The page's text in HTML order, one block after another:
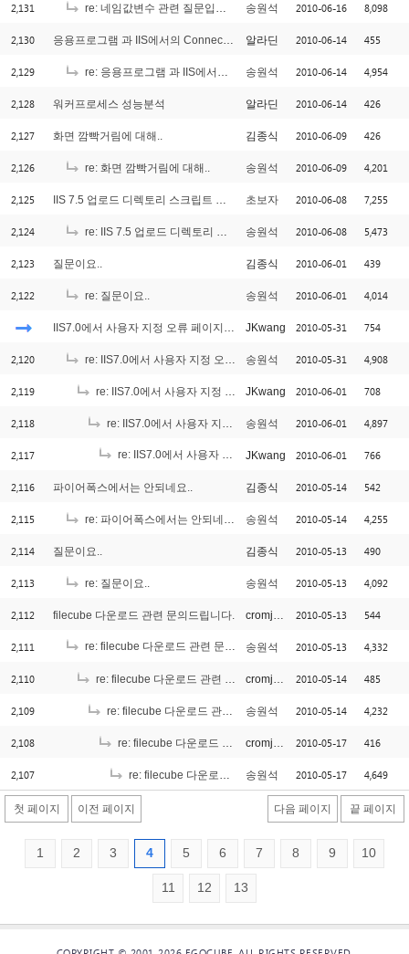
2,131 re: 네임값변수 관련 질문입니다. 송원석 2010-06-16 8,098
2,130 응용프로그램 과 IIS에서의 Connection Count? 알라딘 2010-06-14 455
2,129 re: 응용프로그램 과 IIS에서의 Connection Count? 송원석 2010-06-14 4,954
2,128 워커프로세스 성능분석 알라딘 2010-06-14 426
2,127 화면 깜빡거림에 대해.. 김종식 2010-06-09 426
2,126 re: 화면 깜빡거림에 대해.. 송원석 2010-06-09 4,201
2,125 IIS 7.5 업로드 디렉토리 스크립트 실행제거 초보자 2010-06-08 7,255
2,124 re: IIS 7.5 업로드 디렉토리 스크립트 실행제거 송원석 2010-06-08 5,473
2,123 질문이요.. 김종식 2010-06-01 439
2,122 re: 질문이요.. 송원석 2010-06-01 4,014
IIS7.0에서 사용자 지정 오류 페이지 사용시 문제인데요. JKwang 2010-05-31 754
2,120 re: IIS7.0에서 사용자 지정 오류 페이지 사용시 문제인데요. 송원석 2010-05-31 4,908
2,119 re: IIS7.0에서 사용자 지정 오류 페이지 사용시 문제인데요. JKwang 2010-06-01 708
2,118 re: IIS7.0에서 사용자 지정 오류 페이지 사용시 문제인데요. 송원석 2010-06-01 4,897
2,117 re: IIS7.0에서 사용자 지정 오류 페이지 사용시 문제인데요. JKwang 2010-06-01 766
2,116 파이어폭스에서는 안되네요.. 김종식 2010-05-14 542
2,115 re: 파이어폭스에서는 안되네요.. 송원석 2010-05-14 4,255
2,114 질문이요.. 김종식 2010-05-13 490
2,113 re: 질문이요.. 송원석 2010-05-13 4,092
2,112 filecube 다운로드 관련 문의드립니다. cromjang 2010-05-13 544
2,111 re: filecube 다운로드 관련 문의드립니다. 송원석 2010-05-13 4,332
2,110 re: filecube 다운로드 관련 문의드립니다. cromjang 2010-05-14 485
2,109 re: filecube 다운로드 관련 문의드립니다. 송원석 2010-05-14 4,232
2,108 re: filecube 다운로드 관련 문의드립니다. cromjang 2010-05-17 416
2,107 re: filecube 다운로드 관련 문의드립니다. 송원석 2010-05-17 4,649
첫 페이지 이전 페이지 다음 페이지 끝 페이지
1 2 3 4 5 6 7 8 9 10
11 12 13